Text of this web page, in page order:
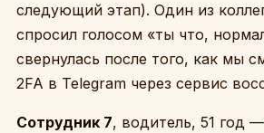
следующий этап). Один из
спросил голосом «ты что,
свернулась после того, как мы
2FA в Telegram через сервис
Сотрудник 7, водитель, 51 год